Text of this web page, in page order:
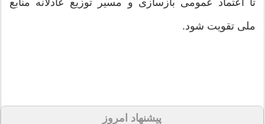
ملی تقویت شود.
پیشنهاد امروز